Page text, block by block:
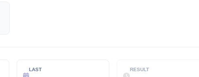
LAST RESULT